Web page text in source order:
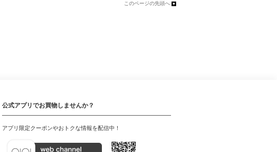
このページの先頭へ
公式アプリでお買物しませんか？
アプリ限定クーポンやおトクな情報を配信中！